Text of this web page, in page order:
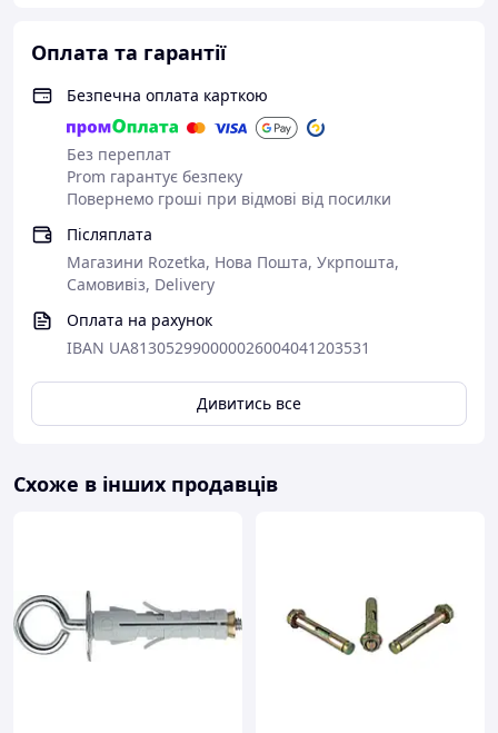
Оплата та гарантії
Безпечна оплата карткою
Без переплат
Prom гарантує безпеку
Повернемо гроші при відмові від посилки
Післяплата
Магазини Rozetka, Нова Пошта, Укрпошта,
Самовивіз, Delivery
Оплата на рахунок
IBAN UA813052990000026004041203531
Дивитись все
Схоже в інших продавців